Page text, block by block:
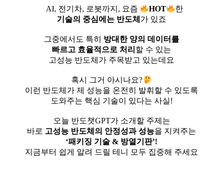
⠀AI, 전기차, 로봇까지, 요즘 HOT
한
기술의 중심에는 반도체 가 있죠
그중에서도 특히 방대한 양의 데이터를
빠르고 효율적으로 처리 할 수 있는
고성능 반도체가 주목받고 있는데요
혹시 그거 아시나요?
이런 반도체가 제 성능을 온전히 발휘할 수 있도록
도와주는 핵심 기술이 있다는 사실!
오늘 반도챗GPT가 소개할 주제는
바로 고성능 반도체의 안정성과 성능을 지켜주는
‘패키징 기술 & 방열기판’!
지금부터 쉽게 알려 드릴 테니 모두 집중해 주세요